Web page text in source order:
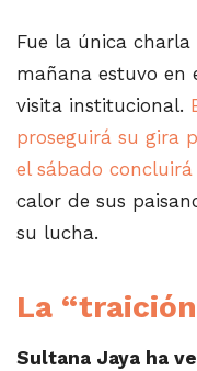
Fue la única
mañana estuvo en
visita institucional.
proseguirá su gira
el sábado concluirá
calor de sus
su lucha.
La
Sultana Jaya ha